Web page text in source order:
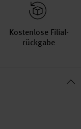
Kosten­lose Filial­
rückgabe